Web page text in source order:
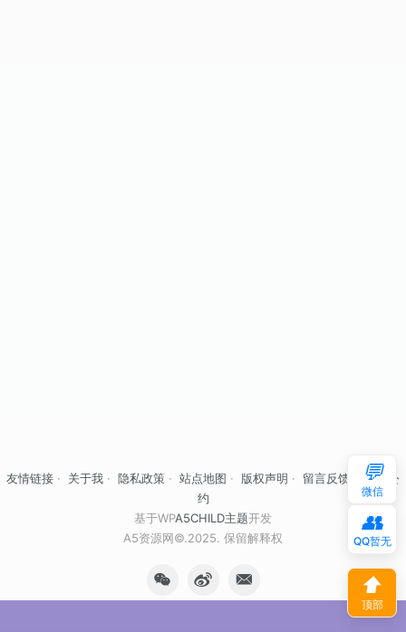
友情链接 · 关于我 · 隐私政策 · 站点地图 · 版权声明 · 留言反馈
自律公
约
基于WPA5CHILD主题开发
A5资源网©.2025. 保留解释权
💬
微信
👥
QQ暂无
⬆
顶部